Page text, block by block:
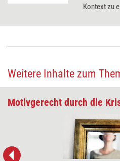
Kontext zu
Weitere Inhalte zum
Motivgerecht durch die